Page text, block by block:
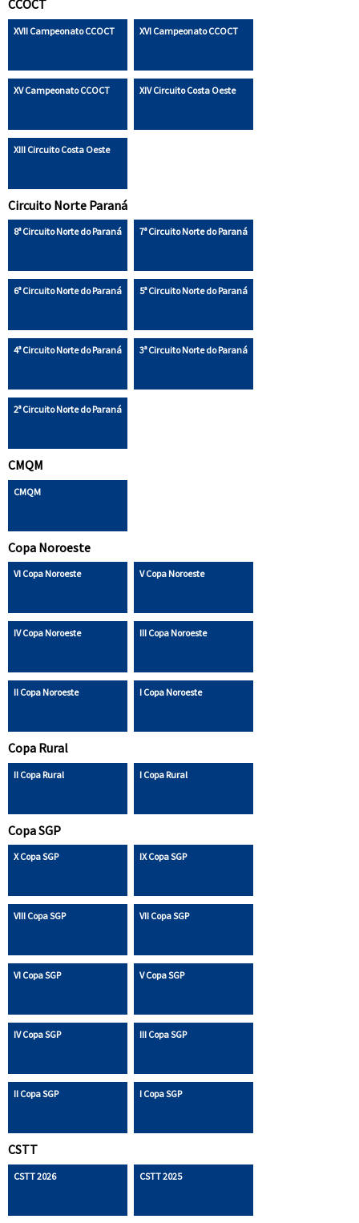
CCOCT
XVII Campeonato CCOCT XVI Campeonato CCOCT
XV Campeonato CCOCT XIV Circuito Costa Oeste
XIII Circuito Costa Oeste
Circuito Norte Paraná
8ª Circuito Norte do Paraná 7ª Circuito Norte do Paraná
6ª Circuito Norte do Paraná 5ª Circuito Norte do Paraná
4ª Circuito Norte do Paraná 3ª Circuito Norte do Paraná
2ª Circuito Norte do Paraná
CMQM
CMQM
Copa Noroeste
VI Copa Noroeste V Copa Noroeste
IV Copa Noroeste III Copa Noroeste
II Copa Noroeste I Copa Noroeste
Copa Rural
II Copa Rural I Copa Rural
Copa SGP
X Copa SGP IX Copa SGP
VIII Copa SGP VII Copa SGP
VI Copa SGP V Copa SGP
IV Copa SGP III Copa SGP
II Copa SGP I Copa SGP
CSTT
CSTT 2026 CSTT 2025